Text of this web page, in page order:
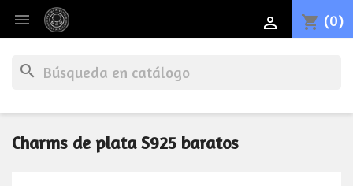
 shopping_cart (0)

search
Charms de plata S925 baratos